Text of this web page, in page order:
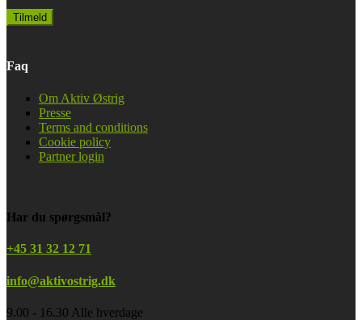
Faq
Om Aktiv Østrig
Presse
Terms and conditions
Cookie policy
Partner login
Har du spørgsmål?
+45 31 32 12 71
info@aktivostrig.dk
9.00 - 16.30 Alle hverdage